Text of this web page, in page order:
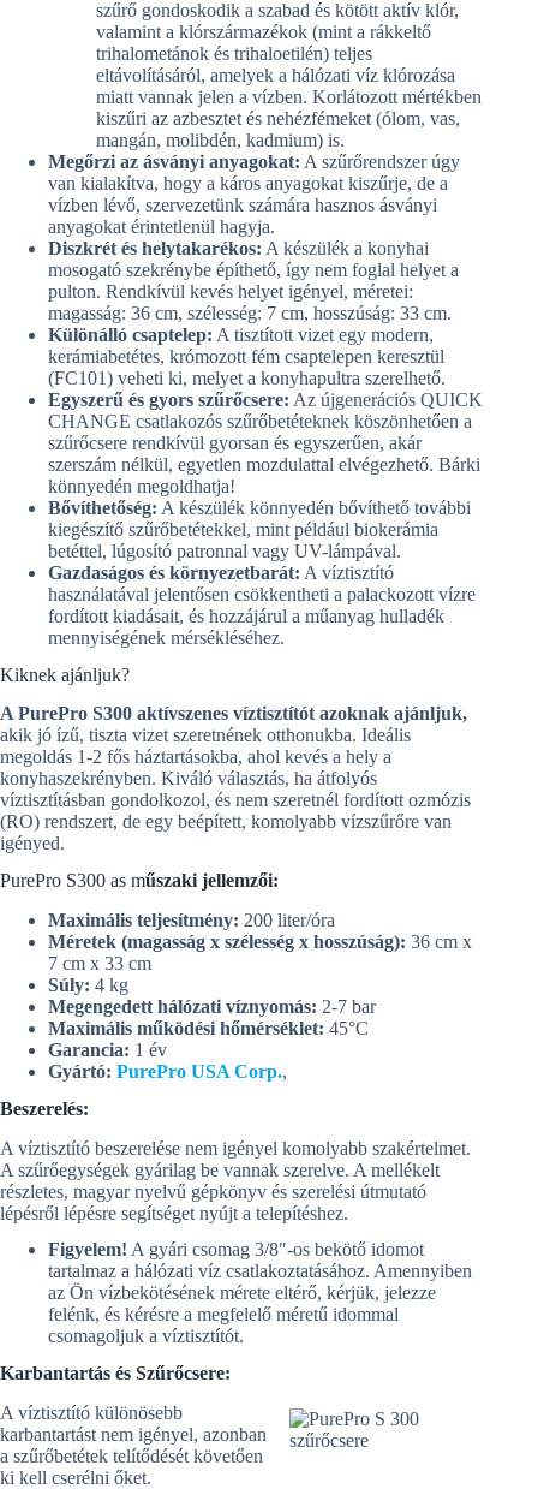
szűrő gondoskodik a szabad és kötött aktív klór,
valamint a klórszármazékok (mint a rákkeltő
trihalometánok és trihaloetilén) teljes
eltávolításáról, amelyek a hálózati víz klórozása
miatt vannak jelen a vízben. Korlátozott mértékben
kiszűri az azbesztet és nehézfémeket (ólom, vas,
mangán, molibdén, kadmium) is.
Megőrzi az ásványi anyagokat: A szűrőrendszer úgy
van kialakítva, hogy a káros anyagokat kiszűrje, de a
vízben lévő, szervezetünk számára hasznos ásványi
anyagokat érintetlenül hagyja.
Diszkrét és helytakarékos: A készülék a konyhai
mosogató szekrénybe építhető, így nem foglal helyet a
pulton. Rendkívül kevés helyet igényel, méretei:
magasság: 36 cm, szélesség: 7 cm, hosszúság: 33 cm.
Különálló csaptelep: A tisztított vizet egy modern,
kerámiabetétes, krómozott fém csaptelepen keresztül
(FC101) veheti ki, melyet a konyhapultra szerelhető.
Egyszerű és gyors szűrőcsere: Az újgenerációs QUICK
CHANGE csatlakozós szűrőbetéteknek köszönhetően a
szűrőcsere rendkívül gyorsan és egyszerűen, akár
szerszám nélkül, egyetlen mozdulattal elvégezhető. Bárki
könnyedén megoldhatja!
Bővíthetőség: A készülék könnyedén bővíthető további
kiegészítő szűrőbetétekkel, mint például biokerámia
betéttel, lúgosító patronnal vagy UV-lámpával.
Gazdaságos és környezetbarát: A víztisztító
használatával jelentősen csökkentheti a palackozott vízre
fordított kiadásait, és hozzájárul a műanyag hulladék
mennyiségének mérsékléséhez.
Kiknek ajánljuk?
A PurePro S300 aktívszenes víztisztítót azoknak ajánljuk,
akik jó ízű, tiszta vizet szeretnének otthonukba. Ideális
megoldás 1-2 fős háztartásokba, ahol kevés a hely a
konyhaszekrényben. Kiváló választás, ha átfolyós
víztisztításban gondolkozol, és nem szeretnél fordított ozmózis
(RO) rendszert, de egy beépített, komolyabb vízszűrőre van
igényed.
PurePro S300 as műszaki jellemzői:
Maximális teljesítmény: 200 liter/óra
Méretek (magasság x szélesség x hosszúság): 36 cm x
7 cm x 33 cm
Súly: 4 kg
Megengedett hálózati víznyomás: 2-7 bar
Maximális működési hőmérséklet: 45°C
Garancia: 1 év
Gyártó: PurePro USA Corp.,
Beszerelés:
A víztisztító beszerelése nem igényel komolyabb szakértelmet.
A szűrőegységek gyárilag be vannak szerelve. A mellékelt
részletes, magyar nyelvű gépkönyv és szerelési útmutató
lépésről lépésre segítséget nyújt a telepítéshez.
Figyelem! A gyári csomag 3/8″-os bekötő idomot
tartalmaz a hálózati víz csatlakoztatásához. Amennyiben
az Ön vízbekötésének mérete eltérő, kérjük, jelezze
felénk, és kérésre a megfelelő méretű idommal
csomagoljuk a víztisztítót.
Karbantartás és Szűrőcsere:
A víztisztító különösebb
karbantartást nem igényel, azonban
a szűrőbetétek telítődését követően
ki kell cserélni őket.